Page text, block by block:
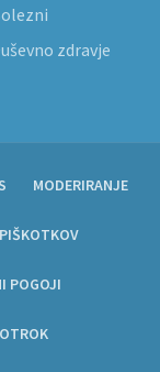
zdravje
MODERIRANJE
POGOJI